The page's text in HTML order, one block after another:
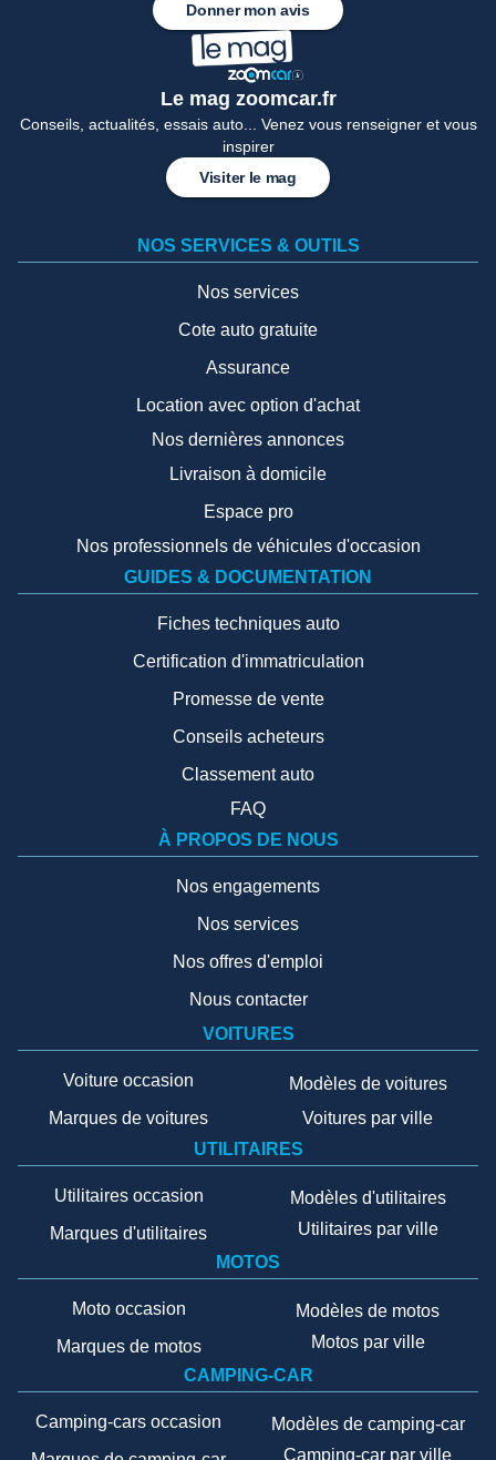
Donner mon avis
Le mag zoomcar.fr
Conseils, actualités, essais auto... Venez vous renseigner et vous
inspirer
Visiter le mag
NOS SERVICES & OUTILS
Nos services
Cote auto gratuite
Assurance
Location avec option d'achat
Nos dernières annonces
Livraison à domicile
Espace pro
Nos professionnels de véhicules d'occasion
GUIDES & DOCUMENTATION
Fiches techniques auto
Certification d'immatriculation
Promesse de vente
Conseils acheteurs
Classement auto
FAQ
À PROPOS DE NOUS
Nos engagements
Nos services
Nos offres d'emploi
Nous contacter
VOITURES
Voiture occasion
Marques de voitures
Modèles de voitures
Voitures par ville
UTILITAIRES
Utilitaires occasion
Marques d'utilitaires
Modèles d'utilitaires
Utilitaires par ville
MOTOS
Moto occasion
Marques de motos
Modèles de motos
Motos par ville
CAMPING-CAR
Camping-cars occasion
Modèles de camping-car
Camping-car par ville